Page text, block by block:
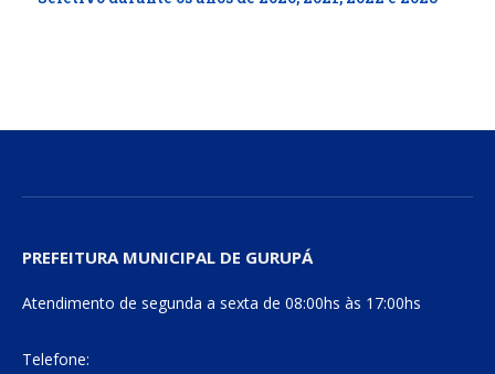
PREFEITURA MUNICIPAL DE GURUPÁ
Atendimento de segunda a sexta de 08:00hs às 17:00hs
Telefone: